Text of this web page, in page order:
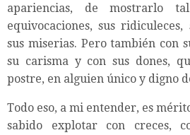
apariencias, de mostrarlo
equivocaciones, sus
sus miserias. Pero también con
su carisma y con sus dones,
postre, en alguien único y digno
Todo eso, a mi entender, es
sabido explotar con creces,